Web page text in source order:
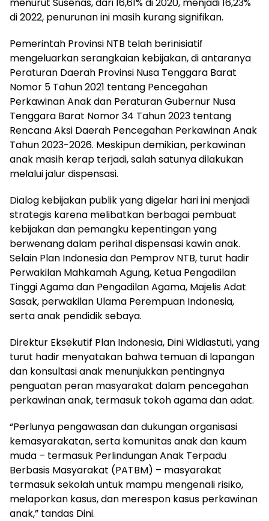
di 2022, penurunan ini masih kurang signifikan.
Pemerintah Provinsi NTB telah berinisiatif
mengeluarkan serangkaian kebijakan, di antaranya
Peraturan Daerah Provinsi Nusa Tenggara Barat
Nomor 5 Tahun 2021 tentang Pencegahan
Perkawinan Anak dan Peraturan Gubernur Nusa
Tenggara Barat Nomor 34 Tahun 2023 tentang
Rencana Aksi Daerah Pencegahan Perkawinan Anak
Tahun 2023-2026. Meskipun demikian, perkawinan
anak masih kerap terjadi, salah satunya dilakukan
melalui jalur dispensasi.
Dialog kebijakan publik yang digelar hari ini menjadi
strategis karena melibatkan berbagai pembuat
kebijakan dan pemangku kepentingan yang
berwenang dalam perihal dispensasi kawin anak.
Selain Plan Indonesia dan Pemprov NTB, turut hadir
Perwakilan Mahkamah Agung, Ketua Pengadilan
Tinggi Agama dan Pengadilan Agama, Majelis Adat
Sasak, perwakilan Ulama Perempuan Indonesia,
serta anak pendidik sebaya.
Direktur Eksekutif Plan Indonesia, Dini Widiastuti, yang
turut hadir menyatakan bahwa temuan di lapangan
dan konsultasi anak menunjukkan pentingnya
penguatan peran masyarakat dalam pencegahan
perkawinan anak, termasuk tokoh agama dan adat.
“Perlunya pengawasan dan dukungan organisasi
kemasyarakatan, serta komunitas anak dan kaum
muda – termasuk Perlindungan Anak Terpadu
Berbasis Masyarakat (PATBM) – masyarakat
termasuk sekolah untuk mampu mengenali risiko,
melaporkan kasus, dan merespon kasus perkawinan
anak,” tandas Dini.